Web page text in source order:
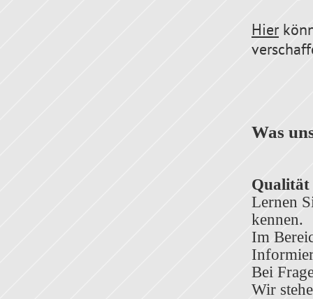
Hier
Was
Qualität
Lernen
kennen.
Im
Bei
Wir